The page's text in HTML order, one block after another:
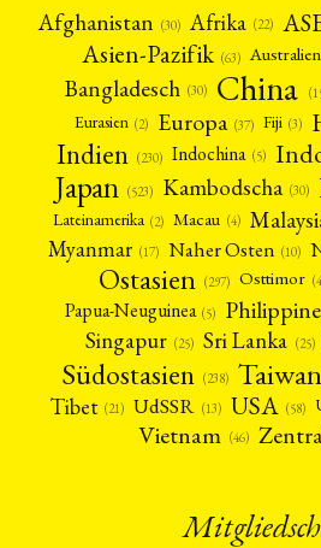
Afghanistan (30) Afrika (22)
Asien-Pazifik (63) Australien
Bangladesch (30) China
Eurasien (2) Europa (37) Fiji (3)
Indien (230) Indochina (5)
Japan (523) Kambodscha (30)
Lateinamerika (2) Macau (4)
Myanmar (17) Naher Osten (10)
Ostasien (297) Osttimor
Papua-Neuguinea (5)
Singapur (25) Sri Lanka (25)
Südostasien (238) Taiwan
Tibet (21) UdSSR (13) USA (58)
Vietnam (46)